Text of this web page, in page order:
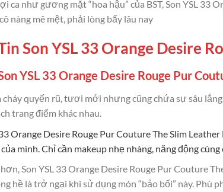
ca như gương mặt “hoa hậu” của BST, Son YSL 33
nàng mê mệt, phải lòng bấy lâu nay
Son YSL 33 Orange Desire
YSL 33 Orange Desire Rouge Pur
cháy quyến rũ, tươi mới nhưng cũng chứa sự sâu
trang điểm khác nhau.
Orange Desire Rouge Pur Couture The Slim
mình. Chỉ cần makeup nhẹ nhàng, năng động
Son YSL 33 Orange Desire Rouge Pur Couture
hề là trở ngại khi sử dụng món “bảo bối” này.